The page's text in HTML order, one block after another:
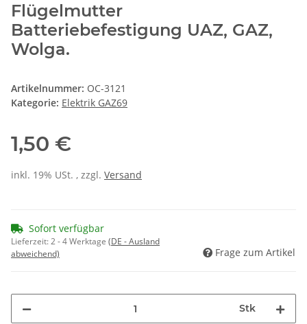
Flügelmutter
Batteriebefestigung UAZ, GAZ,
Wolga.
Artikelnummer: OC-3121
Kategorie: Elektrik GAZ69
1,50 €
inkl. 19% USt. , zzgl. Versand
Sofort verfügbar
Lieferzeit:2 - 4 Werktage (DE - Ausland
abweichend)
Frage zum Artikel
Stk